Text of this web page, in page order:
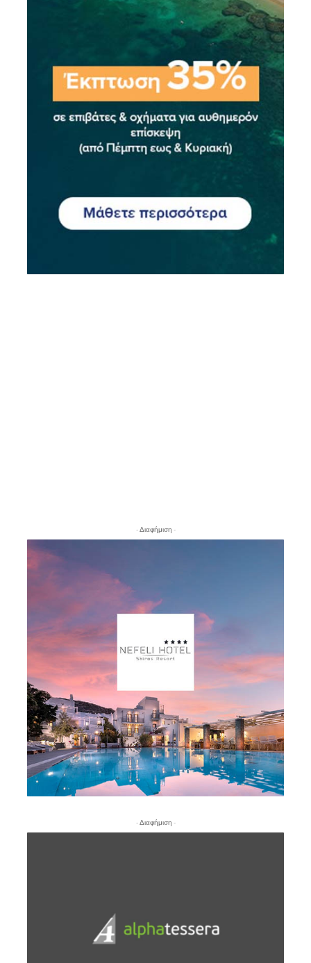
- Διαφήμιση -
- Διαφήμιση -